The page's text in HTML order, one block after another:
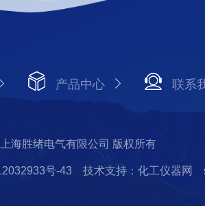
产品中心 联系
海胜绪电气有限公司 版权所有
号-43 技术支持：化工仪器网